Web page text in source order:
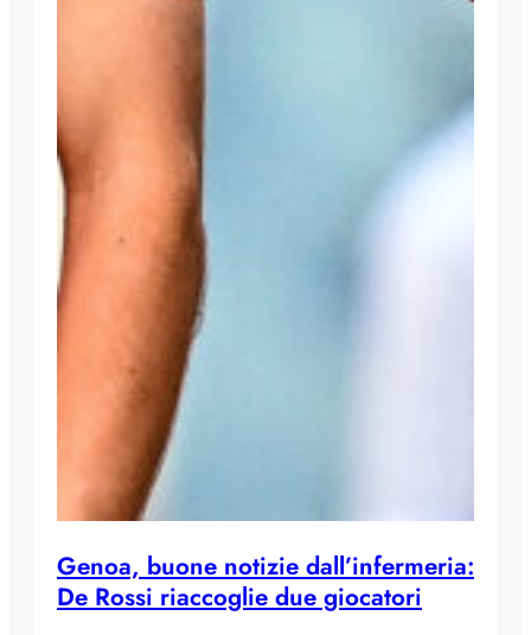
Genoa, buone notizie dall’infermeria:
De Rossi riaccoglie due giocatori